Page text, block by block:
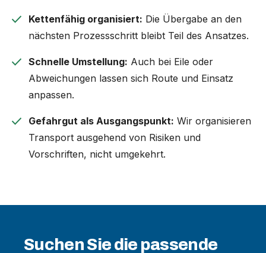
check Kettenfähig organisiert: Die Übergabe an den
nächsten Prozessschritt bleibt Teil des Ansatzes.
check Schnelle Umstellung: Auch bei Eile oder
Abweichungen lassen sich Route und Einsatz
anpassen.
check Gefahrgut als Ausgangspunkt: Wir organisieren
Transport ausgehend von Risiken und
Vorschriften, nicht umgekehrt.
Suchen Sie die passende